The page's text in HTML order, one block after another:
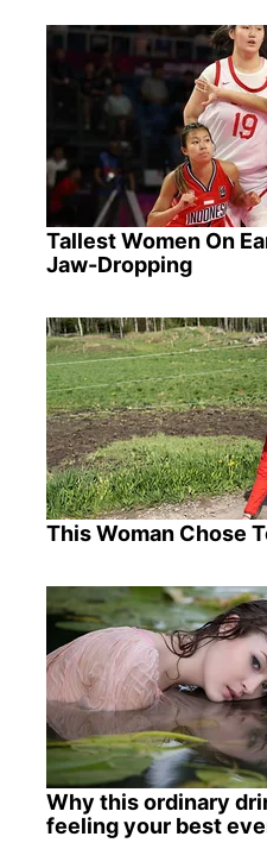
Tallest Women On
Jaw-Dropping
This Woman Chose
Why this ordinary
feeling your best